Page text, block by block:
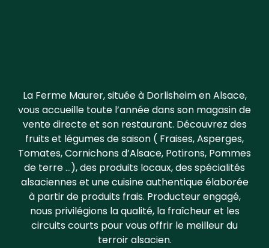
La Ferme Maurer, située à Dorlisheim en Alsace,
vous accueille toute l’année dans son magasin de
vente directe et son restaurant. Découvrez des
fruits et légumes de saison ( Fraises, Asperges,
Tomates, Cornichons d’Alsace, Potirons, Pommes
de terre …), des produits locaux, des spécialités
alsaciennes et une cuisine authentique élaborée
à partir de produits frais. Producteur engagé,
nous privilégions la qualité, la fraîcheur et les
circuits courts pour vous offrir le meilleur du
terroir alsacien.